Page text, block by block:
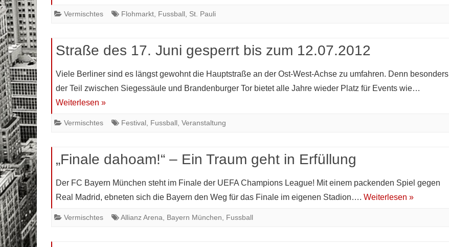
Vermischtes Flohmarkt Fussball St. Pauli
Straße des 17. Juni gesperrt bis zum 12.07.2012
Viele Berliner sind es längst gewohnt die Hauptstraße an der Ost-West-Achse zu umfahren. Denn besonders
der Teil zwischen Siegessäule und Brandenburger Tor bietet alle Jahre wieder Platz für Events wie…
Weiterlesen »
Vermischtes Festival Fussball Veranstaltung
„Finale dahoam!“ – Ein Traum geht in Erfüllung
Der FC Bayern München steht im Finale der UEFA Champions League! Mit einem packenden Spiel gegen
Real Madrid, ebneten sich die Bayern den Weg für das Finale im eigenen Stadion…. Weiterlesen »
Vermischtes Allianz Arena Bayern München Fussball